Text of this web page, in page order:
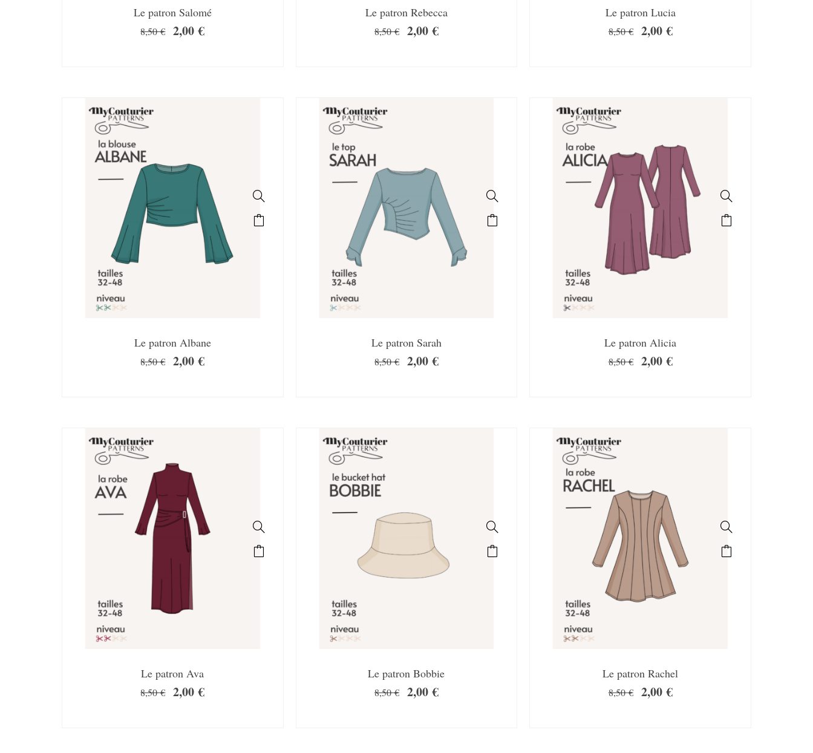
Le patron Salomé
8,50€ 2,00€
Le patron Rebecca
8,50€ 2,00€
Le patron Lucia
8,50€ 2,00€
Le patron Albane
8,50€ 2,00€
Le patron Sarah
8,50€ 2,00€
Le patron Alicia
8,50€ 2,00€
Le patron Ava
8,50€ 2,00€
Le patron Bobbie
8,50€ 2,00€
Le patron Rachel
8,50€ 2,00€